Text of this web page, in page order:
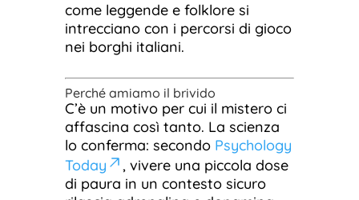
come leggende e folklore si
intrecciano con i percorsi di gioco
nei borghi italiani.
Perché amiamo il brivido
C’è un motivo per cui il mistero ci
affascina così tanto. La scienza
lo conferma: secondo Psychology
Today
, vivere una piccola dose
di paura in un contesto sicuro